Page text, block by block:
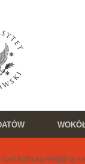
kulturą religijną